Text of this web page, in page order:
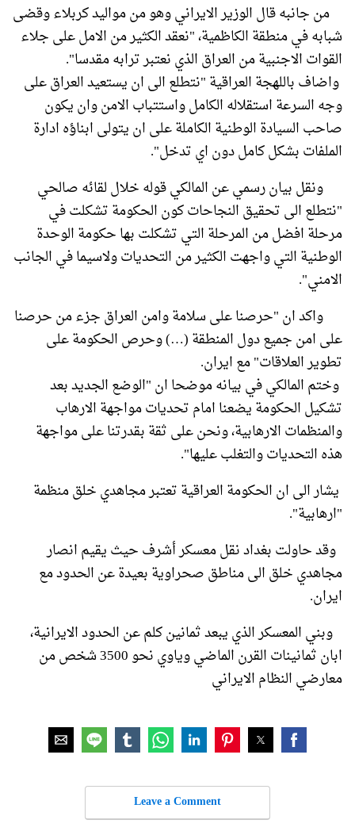
من جانبه قال الوزير الايراني وهو من مواليد كربلاء وقضى
شبابه في منطقة الكاظمية، "نعقد الكثير من الامل على جلاء
القوات الاجنبية من العراق الذي نعتبر ترابه مقدسا".
واضاف باللهجة العراقية "نتطلع الى ان يستعيد العراق على
وجه السرعة استقلاله الكامل واستتباب الامن وان يكون
صاحب السيادة الوطنية الكاملة على ان يتولى ابناؤه ادارة
الملفات بشكل كامل دون اي تدخل".
ونقل بيان رسمي عن المالكي قوله خلال لقائه صالحي
"نتطلع الى تحقيق النجاحات كون الحكومة تشكلت في
مرحلة افضل من المرحلة التي تشكلت بها حكومة الوحدة
الوطنية التي واجهت الكثير من التحديات ولاسيما في الجانب
الامني".
واكد ان "حرصنا على سلامة وامن العراق جزء من حرصنا
على امن جميع دول المنطقة (…) وحرص الحكومة على
تطوير العلاقات" مع ايران.
وختم المالكي في بيانه موضحا ان "الوضع الجديد بعد
تشكيل الحكومة يضعنا امام تحديات مواجهة الارهاب
والمنظمات الارهابية، ونحن على ثقة بقدرتنا على مواجهة
هذه التحديات والتغلب عليها".
يشار الى ان الحكومة العراقية تعتبر مجاهدي خلق منظمة
"ارهابية".
وقد حاولت بغداد نقل معسكر أشرف حيث يقيم انصار
مجاهدي خلق الى مناطق صحراوية بعيدة عن الحدود مع
ايران.
وبني المعسكر الذي يبعد ثمانين كلم عن الحدود الايرانية،
ابان ثمانينات القرن الماضي وياوي نحو 3500 شخص من
معارضي النظام الايراني
Leave a Comment